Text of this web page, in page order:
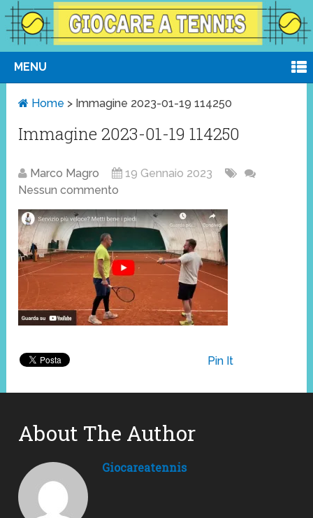
MENU
Home > Immagine 2023-01-19 114250
Immagine 2023-01-19 114250
Marco Magro
19 Gennaio 2023
Nessun commento
Pin It
About The Author
Giocareatennis